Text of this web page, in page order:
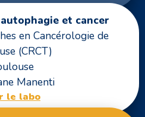
et cancer
en Cancérologie de
(CRCT)
Manenti
le labo